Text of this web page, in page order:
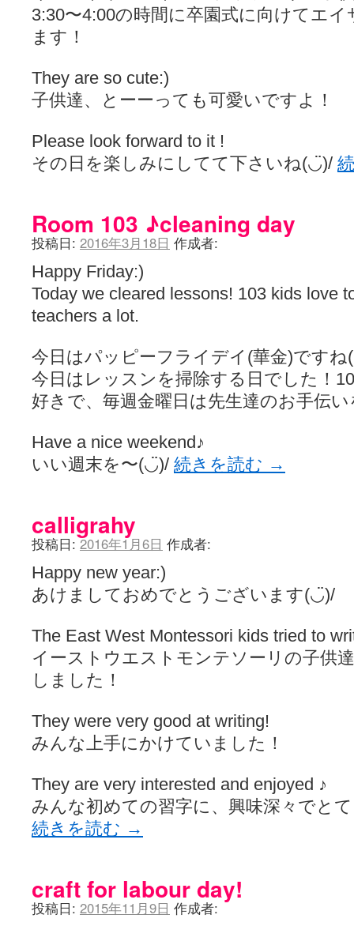
3:30〜4:00の時間に卒園式に向けてエ
ます！
They are so cute:)
子供達、とーーっても可愛いですよ！
Please look forward to it !
その日を楽しみにしてて下さいね(◡̈)/
Room 103 ♪cleaning day
投稿日: 2016年3月18日 作成者:
Happy Friday:)
Today we cleared lessons! 103 kids love
teachers a lot.
今日はパッピーフライデイ(華金)です
今日はレッスンを掃除する日でした！
好きで、毎週金曜日は先生達のお手伝
Have a nice weekend♪
いい週末を〜(◡̈)/ 続きを読む →
calligrahy
投稿日: 2016年1月6日 作成者:
Happy new year:)
あけましておめでとうございます(◡̈)/
The East West Montessori kids tried to
イーストウエストモンテソーリの子供
しました！
They were very good at writing!
みんな上手にかけていました！
They are very interested and enjoyed ♪
みんな初めての習字に、興味深々でと
続きを読む →
craft for labour day!
投稿日: 2015年11月9日 作成者: